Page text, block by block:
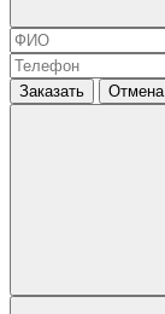
Заказать Отмена